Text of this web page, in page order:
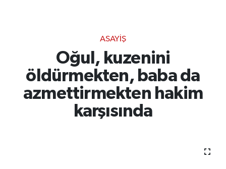
ASAYIŞ
Oğul, kuzenini
öldürmekten, baba da
azmettirmekten hakim
karşısında